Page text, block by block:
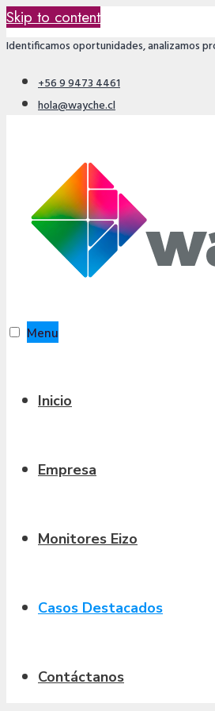
Skip to content
Identificamos oportunidades, analizamos
+56 9 9473 4461
hola@wayche.cl
Menu
Inicio
Empresa
Monitores Eizo
Casos Destacados
Contáctanos